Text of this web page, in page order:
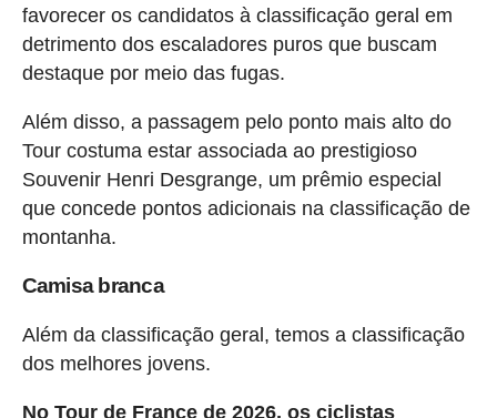
favorecer os candidatos à classificação geral em
detrimento dos escaladores puros que buscam
destaque por meio das fugas.
Além disso, a passagem pelo ponto mais alto do
Tour costuma estar associada ao prestigioso
Souvenir Henri Desgrange, um prêmio especial
que concede pontos adicionais na classificação de
montanha.
Camisa branca
Além da classificação geral, temos a classificação
dos melhores jovens.
No Tour de France de 2026, os ciclistas